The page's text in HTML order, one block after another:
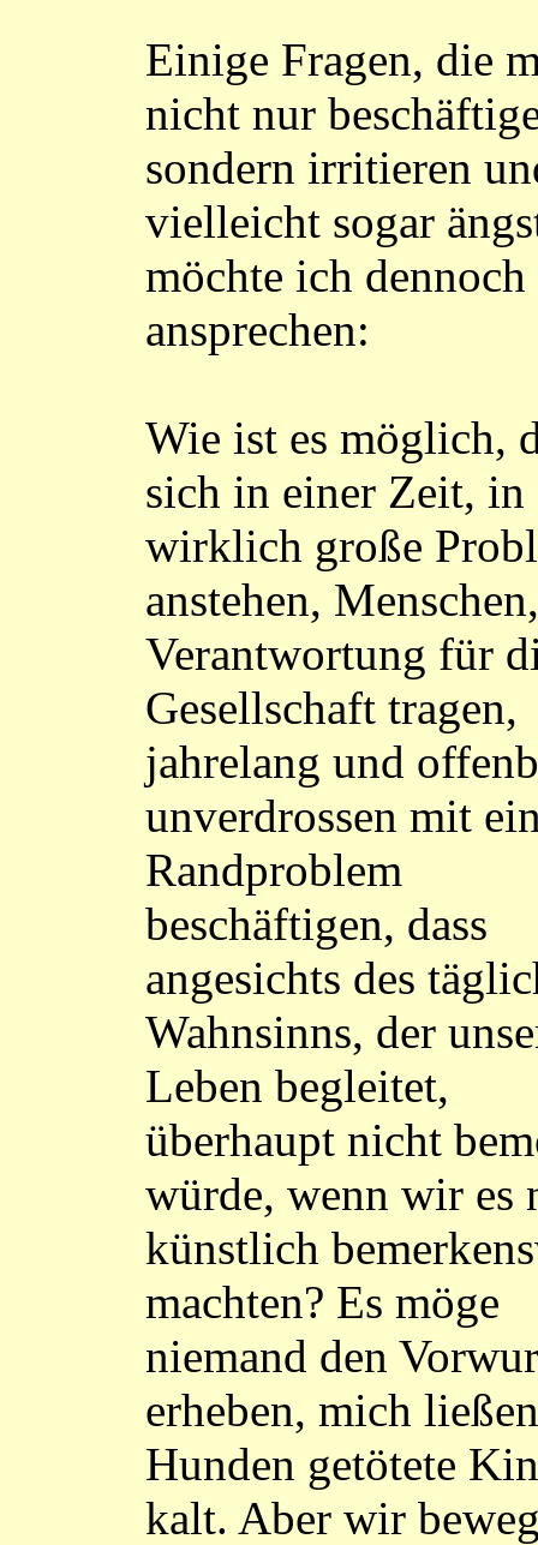
Einige Fragen, die
nicht nur
sondern irritieren
vielleicht sogar
möchte ich dennoch
ansprechen:
Wie ist es möglich,
sich in einer Zeit, in
wirklich große
anstehen,
Verantwortung für
Gesellschaft tragen,
jahrelang und
unverdrossen mit
Randproblem
beschäftigen, dass
angesichts des
Wahnsinns, der
Leben begleitet,
überhaupt nicht
würde, wenn wir es
künstlich
machten? Es möge
niemand den
erheben, mich
Hunden getötete
kalt. Aber wir